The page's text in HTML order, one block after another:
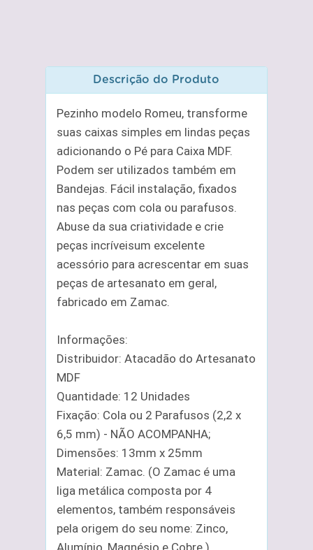
Descrição do Produto
Pezinho modelo Romeu, transforme
suas caixas simples em lindas peças
adicionando o Pé para Caixa MDF.
Podem ser utilizados também em
Bandejas. Fácil instalação, fixados
nas peças com cola ou parafusos.
Abuse da sua criatividade e crie
peças incríveisum excelente
acessório para acrescentar em suas
peças de artesanato em geral,
fabricado em Zamac.
Informações:
Distribuidor: Atacadão do Artesanato
MDF
Quantidade: 12 Unidades
Fixação: Cola ou 2 Parafusos (2,2 x
6,5 mm) - NÃO ACOMPANHA;
Dimensões: 13mm x 25mm
Material: Zamac. (O Zamac é uma
liga metálica composta por 4
elementos, também responsáveis
pela origem do seu nome: Zinco,
Alumínio, Magnésio e Cobre.)